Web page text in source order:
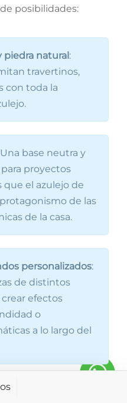
posibilidades:
piedra natural :
travertinos,
con toda la
Una base neutra y
proyectos
el azulejo de
de las
de la casa.
personalizados:
de distintos
efectos
o
a lo largo del